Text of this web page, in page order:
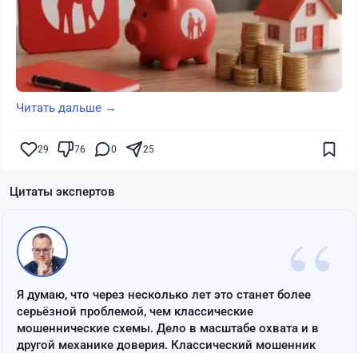
Читать дальше →
29 76 0 25
Цитаты экспертов
“
Я думаю, что через несколько лет это станет более
серьёзной проблемой, чем классические
мошеннические схемы. Дело в масштабе охвата и в
другой механике доверия. Классический мошенник